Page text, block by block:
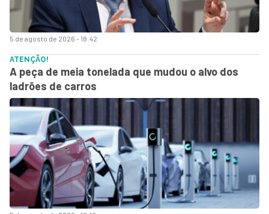
5 de agosto de 2026 - 18:42
ATENÇÃO!
A peça de meia tonelada que mudou o alvo dos
ladrões de carros